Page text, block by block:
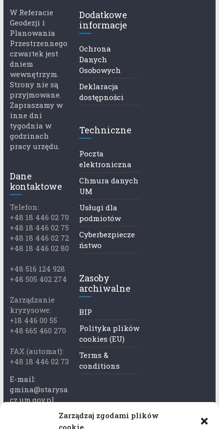
Zarządzaj zgodami plików
cookie
W Referacie
Geodezji i
Planowania
Przestrzennego
czwartek jest
dniem
wewnętrzym.
Strony nie są
przyjmowane.
Zapraszamy w
inne dni
tygodnia w
godzinach
pracy urzędu.
Dane
kontaktowe
Telefon:
+48 18 446 02 70
+48 18 446 02 75
+48 18 446 02 72
+48 18 446 02 80
+48 516 124 928
+48 505 402 274
Zarządzanie
kryzysowe:
+18 446 00 55
+48 665 460 270
FAX (automat):
+48 18 446 02 73
E-mail:
gmina@starysa
cz.um.gov.pl
Adres skrzynki
Dodatkowe
informacje
Ochrona
Danych
Osobowych
Deklaracja
dostępności
Techniczne
Poczta
elektroniczna
Chmura danych
UM
Usługi dla
podmiotów
Cyberbezpiecze
ństwo
Zasoby
archiwalne
BIP
Polityka plików
cookies (EU)
Terms &
conditions